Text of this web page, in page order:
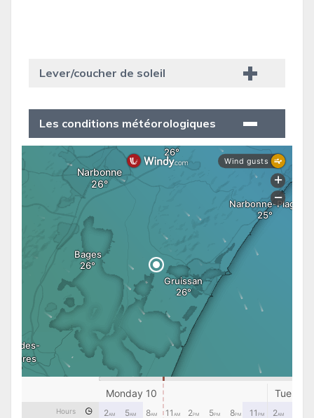
Lever/coucher de soleil
Les conditions météorologiques